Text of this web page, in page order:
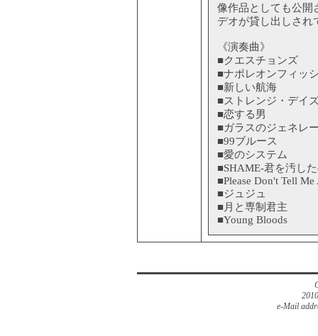
像作品としても公開
デオが貸し出しされ
《演奏曲》
■クエスチョンズ
■ナポレオンフィッ
■新しい航海
■ストレンジ・デイ
■恋する男
■ガラスのジェネレ
■99ブルース
■愛のシステム
■SHAME‐君を汚し
■Please Don't Tell Me
■ジュジュ
■月と専制君主
■Young Bloods
e-Mail